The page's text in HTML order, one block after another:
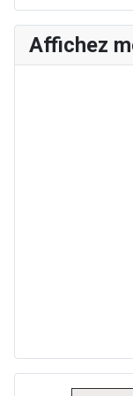
Affichez